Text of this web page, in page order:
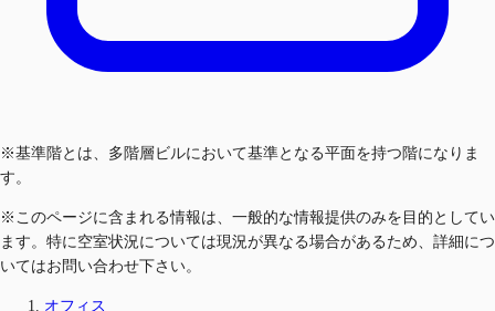
※基準階とは、多階層ビルにおいて基準となる平面を持つ階になりま
す。
※このページに含まれる情報は、一般的な情報提供のみを目的としてい
ます。特に空室状況については現況が異なる場合があるため、詳細につ
いてはお問い合わせ下さい。
オフィス